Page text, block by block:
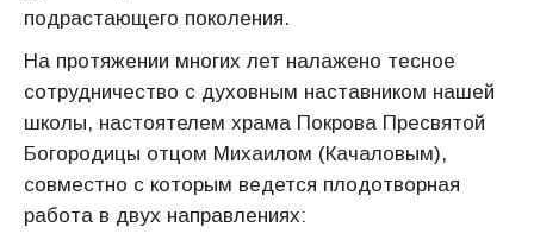
подрастающего поколения.
На протяжении многих лет налажено тесное
сотрудничество с духовным наставником нашей
школы, настоятелем храма Покрова Пресвятой
Богородицы отцом Михаилом (Качаловым),
совместно с которым ведется плодотворная
работа в двух направлениях: